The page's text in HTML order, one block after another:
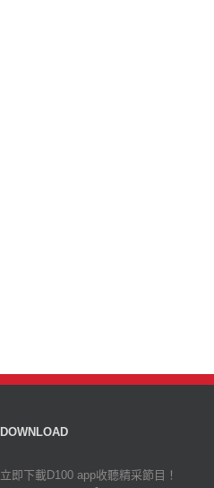
DOWNLOAD
立即下載D100 app收聽精采節目！